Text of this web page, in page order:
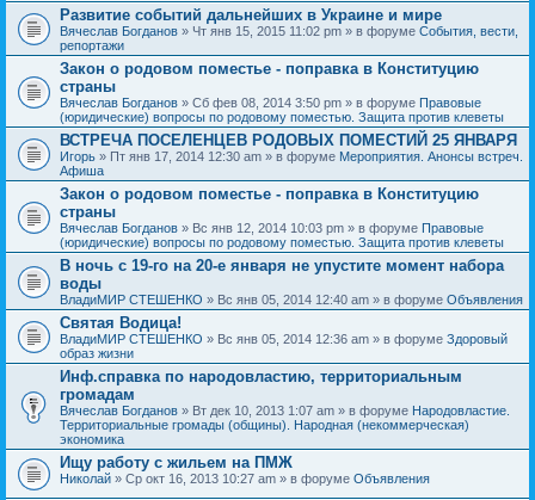
Развитие событий дальнейших в Украине и мире
Вячеслав Богданов » Чт янв 15, 2015 11:02 pm » в форуме События, вести,
репортажи
Закон о родовом поместье - поправка в Конституцию
страны
Вячеслав Богданов » Сб фев 08, 2014 3:50 pm » в форуме Правовые
(юридические) вопросы по родовому поместью. Защита против клеветы
ВСТРЕЧА ПОСЕЛЕНЦЕВ РОДОВЫХ ПОМЕСТИЙ 25 ЯНВАРЯ
Игорь » Пт янв 17, 2014 12:30 am » в форуме Мероприятия. Анонсы встреч.
Афиша
Закон о родовом поместье - поправка в Конституцию
страны
Вячеслав Богданов » Вс янв 12, 2014 10:03 pm » в форуме Правовые
(юридические) вопросы по родовому поместью. Защита против клеветы
В ночь с 19-го на 20-е января не упустите момент набора
воды
ВладиМИР СТЕШЕНКО » Вс янв 05, 2014 12:40 am » в форуме Объявления
Святая Водица!
ВладиМИР СТЕШЕНКО » Вс янв 05, 2014 12:36 am » в форуме Здоровый
образ жизни
Инф.справка по народовластию, территориальным
громадам
Вячеслав Богданов » Вт дек 10, 2013 1:07 am » в форуме Народовластие.
Территориальные громады (общины). Народная (некоммерческая)
экономика
Ищу работу с жильем на ПМЖ
Николай » Ср окт 16, 2013 10:27 am » в форуме Объявления